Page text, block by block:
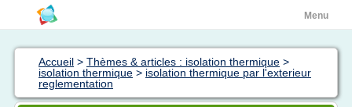
Menu
Accueil > Thèmes & articles : isolation thermique >
isolation thermique > isolation thermique par l'exterieur
reglementation